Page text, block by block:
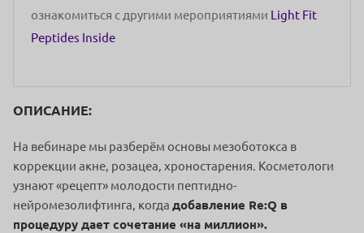
ознакомиться с другими мероприятиями Light Fit
Peptides Inside
ОПИСАНИЕ:
На вебинаре мы разберём основы мезоботокса в
коррекции акне, розацеа, хроностарения. Косметологи
узнают «рецепт» молодости пептидно-
нейромезолифтинга, когда добавление Re:Q в
процедуру дает сочетание «на миллион».